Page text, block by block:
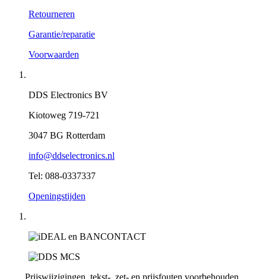
Retourneren
Garantie/reparatie
Voorwaarden
DDS Electronics BV
Kiotoweg 719-721
3047 BG Rotterdam
info@ddselectronics.nl
Tel: 088-0337337
Openingstijden
Prijswijzigingen, tekst-, zet- en prijsfouten voorbehouden.